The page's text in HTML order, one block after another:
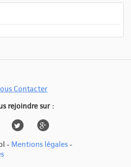
Contacter
rejoindre sur :
- Mentions légales -